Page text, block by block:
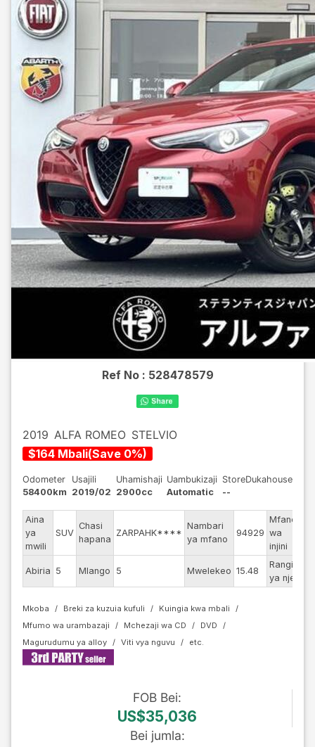
Ref No : 528478579
2019 ALFA ROMEO STELVIO
$164 Mbali(Save 0%)
Odometer
58400km
Usajili
2019/02
Uhamishaji
2900cc
Uambukizaji
Automatic
StoreDukahouse
--
Aina
ya
mwili
SUV
Chasi
hapana
ZARPAHK****
Nambari
ya mfano
94929
Mfano
wa
injini
Abiria 5 Mlango 5 Mwelekeo 15.48
Rangi
ya nje
Mkoba Breki za kuzuia kufuli
Kuingia kwa mbali
Mfumo wa urambazaji
Mchezaji wa CD
DVD
Magurudumu ya alloy
Viti vya nguvu
FOB Bei:
US$35,036
Bei jumla: